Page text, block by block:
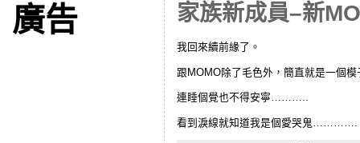
廣告 家族新成員–新
我回來續前緣了。
跟MOMO除了毛色外，簡直就是一個
連睡個覺也不得安寧………..
看到淚線就知道我是個愛哭鬼………….